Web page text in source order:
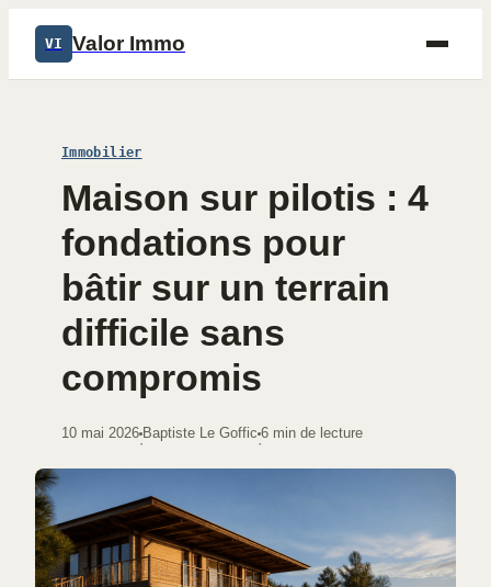
VI Valor Immo
Immobilier
Maison sur pilotis : 4
fondations pour
bâtir sur un terrain
difficile sans
compromis
10 mai 2026
·
Baptiste Le Goffic
·
6 min de lecture